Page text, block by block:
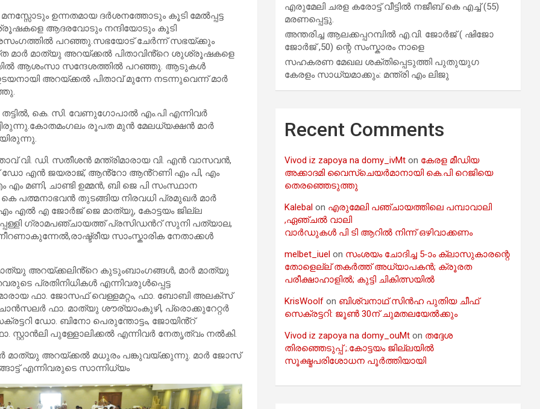
ഉന്നതമായ ദർശനത്തോടും കൂടി മേൽപ്പട്ട
ആദരവോടും നന്ദിയോടും കൂടി
പറഞ്ഞു.സഭയോട് ചേര്‍ന്ന് സഭയ്ക്കും
മാർ മാത്യു അറയ്ക്കൽ പിതാവിൻ്റെ ശുശ്രൂഷകളെ
ആശംസാ സന്ദേശത്തിൽ പറഞ്ഞു. ആടുകള്‍
അറയ്ക്കൽ പിതാവ് മുന്നേ നടന്നുവെന്ന് മാർ
കെ. സി. വേണുഗോപാൽ എം.പി എന്നിവർ
രൂപത മുൻ മേലധ്യക്ഷൻ മാർ
വി. ഡി. സതീശൻ മന്ത്രിമാരായ വി. എൻ വാസവൻ,
ഡോ എൻ ജയരാജ്, ആൻ്റോ ആൻ്റണി എം പി, എം
മണി, ചാണ്ടി ഉമ്മൻ, ബി ജെ പി സംസ്ഥാന
പത്മനാഭവൻ തുടങ്ങിയ നിരവധി പ്രമുഖർ മാർ
എൽ എ ജോർജ് ജെ മാത്യു, കോട്ടയം ജില്ല
ഗ്രാമപഞ്ചായത്ത് പ്രസിഡൻറ് സുനി പത്യാല,
സാംസ്കാരിക നേതാക്കൾ
അറയ്ക്കലിൻ്റെ കുടുംബാംഗങ്ങൾ, മാർ മാത്യു
പ്രതിനിധികൾ എന്നിവരുൾപ്പെട്ട
ഫാ. ജോസഫ് വെള്ളമറ്റം, ഫാ. ബോബി അലക്സ്
ഫാ. മാത്യു ശൗര്യാംകുഴി, പ്രൊക്കുറേറ്റർ
ഡോ. ബിനോ പെരുന്തോട്ടം, ജോയിൻ്റ്
സ്റ്റാൻലി പുള്ളോലിക്കൽ എന്നിവർ നേതൃത്വം നൽകി.
മാത്യു അറയ്ക്കൽ മധുരം പങ്കുവയ്ക്കുന്നു. മാർ ജോസ്
എന്നിവരുടെ സാന്നിധ്യം
എരുമേലി ചരള കരോട്ട് വീട്ടിൽ നജീബ് കെ എച്ച് (55)
മരണപ്പെട്ടു.
അന്തരിച്ച ആ​ല​ക്ക​പ്പ​റമ്പിൽ​ എ.​വി. ജോ​ർ​ജ് ( ഷിജോ
ജോർജ് ,50) ന്റെ സംസ്കാരം നാളെ
സഹകരണ മേഖല ശക്തിപ്പെടുത്തി പുതുയുഗ
കേരളം സാധ്യമാക്കും: മന്ത്രി എം ലിജു
Recent Comments
Vivod iz zapoya na domy_ivMt on കേരള മീഡിയ
അക്കാദമി വൈസ്ചെയർമാനായി കെ.പി റെജിയെ
തെരഞ്ഞെടുത്തു
Kalebal on എരുമേലി പഞ്ചായത്തിലെ പമ്പാവാലി
,ഏഞ്ചൽ വാലി
വാർഡുകൾ പി ടി ആറിൽ നിന്ന് ഒഴിവാക്കണം
melbet_iuel on സംശയം ചോദിച്ച 5-ാം ക്ലാസുകാരന്റെ
തോളെല്ല് തകർത്ത് അധ്യാപകൻ; ക്രൂരത
പരീക്ഷാഹാളിൽ; കുട്ടി ചികിത്സയിൽ
KrisWoolf on ബിശ്വനാഥ് സിൻഹ പുതിയ ചീഫ്
സെക്രട്ടറി: ജൂൺ 30ന് ചുമതലയേൽക്കും
Vivod iz zapoya na domy_ouMt on തദ്ദേശ
തിരഞ്ഞെടുപ്പ് ;.കോട്ടയം ജില്ലയിൽ
സൂക്ഷ്മപരിശോധന പൂർത്തിയായി